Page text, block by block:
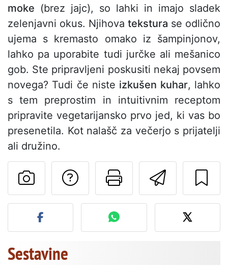
moke (brez jajc), so lahki in imajo sladek
zelenjavni okus. Njihova tekstura se odlično
ujema s kremasto omako iz šampinjonov,
lahko pa uporabite tudi jurčke ali mešanico
gob. Ste pripravljeni poskusiti nekaj povsem
novega? Tudi če niste izkušen kuhar, lahko
s tem preprostim in intuitivnim receptom
pripravite vegetarijansko prvo jed, ki vas bo
presenetila. Kot nalašč za večerjo s prijatelji
ali družino.
Pošlji
Natisni to
Postavite
Objavite svojo fotografijo
Sestavine